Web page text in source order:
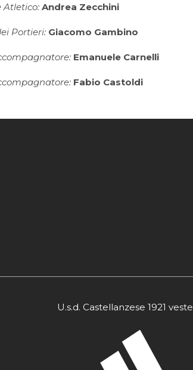
Atletico: Andrea Zecchini
Portieri: Giacomo Gambino
Emanuele Carnelli
Fabio Castoldi
U.s.d. Castellanzese 1921 veste